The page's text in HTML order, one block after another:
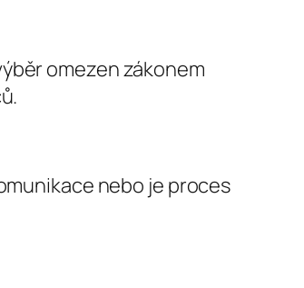
omezen zákonem
nebo je proces